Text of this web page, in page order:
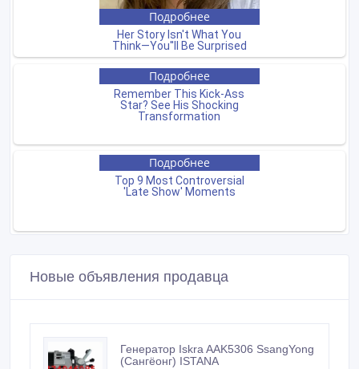
Новые объявления продавца
Генератор Iskra AAK5306 SsangYong
(Сангёонг) ISTANA